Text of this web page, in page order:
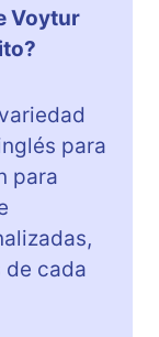
Voytur
para
para
de cada